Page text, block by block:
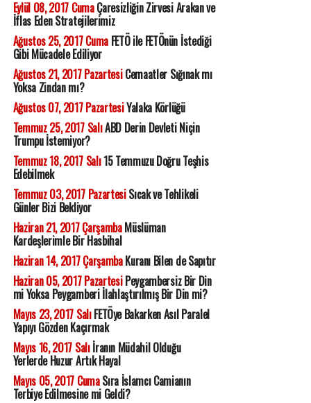
Eylül 08, 2017 CumaÇaresizliğin Zirvesi Arakan ve
İflas Eden Stratejilerimiz
Ağustos 25, 2017 CumaFETÖ ile FETÖnün İstediği
Gibi Mücadele Ediliyor
Ağustos 21, 2017 PazartesiCemaatler Sığınak mı
Yoksa Zindan mı?
Ağustos 07, 2017 PazartesiYalaka Körlüğü
Temmuz 25, 2017 SalıABD Derin Devleti Niçin
Trumpu İstemiyor?
Temmuz 18, 2017 Salı15 Temmuzu Doğru Teşhis
Edebilmek
Temmuz 03, 2017 PazartesiSıcak ve Tehlikeli
Günler Bizi Bekliyor
Haziran 21, 2017 ÇarşambaMüslüman
Kardeşlerimle Bir Hasbihal
Haziran 14, 2017 ÇarşambaKuranı Bilen de Sapıtır
Haziran 05, 2017 PazartesiPeygambersiz Bir Din
mi Yoksa Peygamberi İlahlaştırılmış Bir Din mi?
Mayıs 23, 2017 SalıFETÖye Bakarken Asıl Paralel
Yapıyı Gözden Kaçırmak
Mayıs 16, 2017 Salıİranın Müdahil Olduğu
Yerlerde Huzur Artık Hayal
Mayıs 05, 2017 CumaSıra İslamcı Camianın
Terbiye Edilmesine mi Geldi?